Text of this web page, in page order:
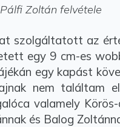
Pálfi Zoltán felvétele
szolgáltatott az
egy 9 cm-es
egy kapást
nem találtam
valamely
és Balog